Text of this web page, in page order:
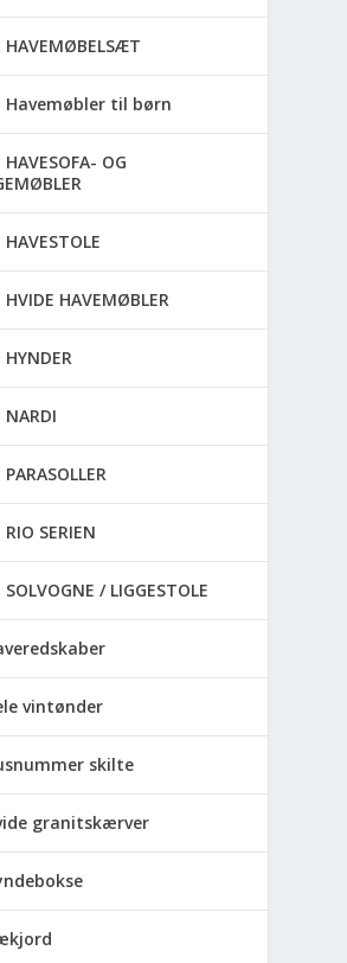
HAVEMØBELSÆT
Havemøbler til børn
HAVESOFA- OG
HAVESTOLE
HVIDE HAVEMØBLER
HYNDER
NARDI
PARASOLLER
RIO SERIEN
SOLVOGNE / LIGGESTOLE
vintønder
skilte
granitskærver